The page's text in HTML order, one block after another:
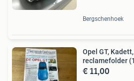
Bergschenhoek
Opel GT,
reclamefolder
€ 11,00